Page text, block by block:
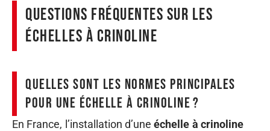
Questions fréquentes sur les
échelles à crinoline
Quelles sont les normes principales
pour une échelle à crinoline ?
En France, l’installation d’uneéchelle à crinoline